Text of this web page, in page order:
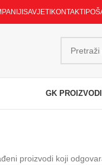
SAVJETI KONTAKTI
GK PROIZVODI
proizvodi koji